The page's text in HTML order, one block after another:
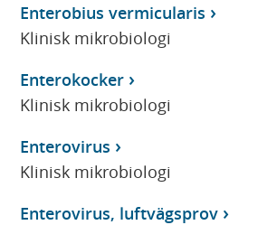
Enterobius vermicularis
Klinisk mikrobiologi
Enterokocker
Klinisk mikrobiologi
Enterovirus
Klinisk mikrobiologi
Enterovirus, luftvägsprov